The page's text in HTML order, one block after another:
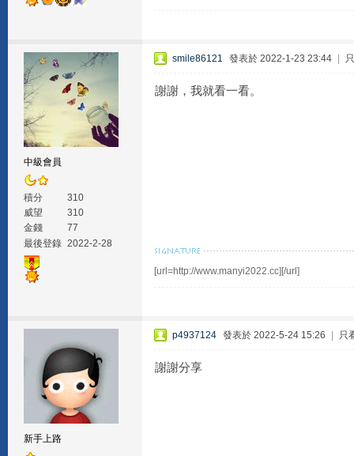
中級會員
積分
310
威望
310
金錢
77
最後登錄 2022-2-28
smile86121 發表於 2022-1-23 23:44
謝謝，我就看一看。
[url=http://www.manyi2022.cc][/url]
新手上路
p4937124 發表於 2022-5-24 15:26 只
謝謝分享